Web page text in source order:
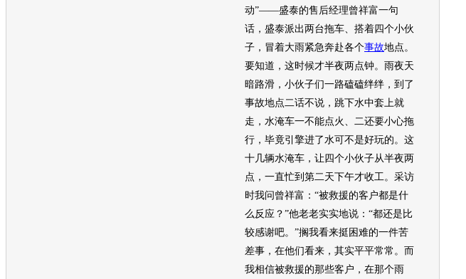
动”——盛泰的售后经理曾祥富一句
话，盛泰派出两台拖车、搭着四个小伙
子，冒着大雨紧急奔赴各个事故地点。
要知道，这时候才半夜两点钟。雨夜天
暗路滑，小伙子们一路磕磕绊绊，到了
事故地点二话不说，跳下水中套上就
走，水淹车一不能点火、二还要小心拖
行，毕竟引擎进了水可不是好玩的。这
十几辆水淹车，让四个小伙子从半夜两
点，一直忙到第二天下午才收工。采访
时我问曾祥富：“被救援的客户都是什
么反应？”他老老实实地说：“都还是比
较感谢吧。”搁我看来挺困难的一件苦
差事，在他们看来，其实平平常常。而
我相信被救援的那些客户，在那个雨